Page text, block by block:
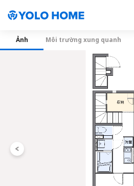
Ảnh Môi trường xung quanh